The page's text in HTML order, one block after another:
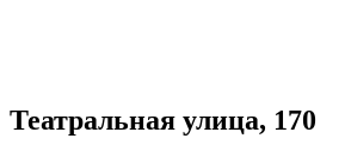
Театральная улица, 170